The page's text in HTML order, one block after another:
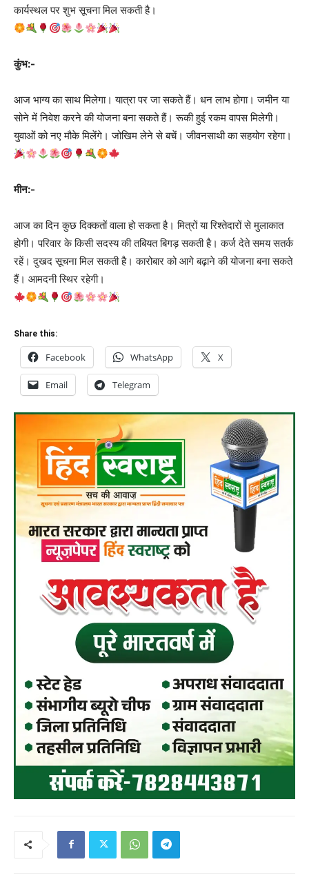
कार्यस्थल पर शुभ सूचना मिल सकती है।
कुंभ:-
आज भाग्य का साथ मिलेगा। यात्रा पर जा सकते हैं। धन लाभ होगा। जमीन या
सोने में निवेश करने की योजना बना सकते हैं। रूकी हुई रकम वापस मिलेगी।
युवाओं को नए मौके मिलेंगे। जोखिम लेने से बचें। जीवनसाथी का सहयोग रहेगा।
मीन:-
आज का दिन कुछ दिक्कतों वाला हो सकता है। मित्रों या रिश्तेदारों से मुलाकात
होगी। परिवार के किसी सदस्य की तबियत बिगड़ सकती है। कर्ज देते समय सतर्क
रहें। दुखद सूचना मिल सकती है। कारोबार को आगे बढ़ाने की योजना बना सकते
हैं। आमदनी स्थिर रहेगी।
Share this:
Facebook WhatsApp X
Email Telegram